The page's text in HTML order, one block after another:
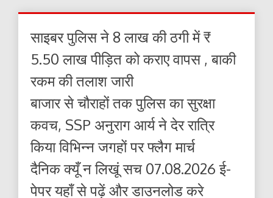
साइबर पुलिस ने 8 लाख की ठगी में ₹
5.50 लाख पीड़ित को कराए वापस , बाकी
रकम की तलाश जारी
बाजार से चौराहों तक पुलिस का सुरक्षा
कवच, SSP अनुराग आर्य ने देर रात्रि
किया विभिन्न जगहों पर फ्लैग मार्च
दैनिक क्यूँ न लिखूं सच 07.08.2026 ई-
पेपर यहाँ से पढ़ें और डाउनलोड करे